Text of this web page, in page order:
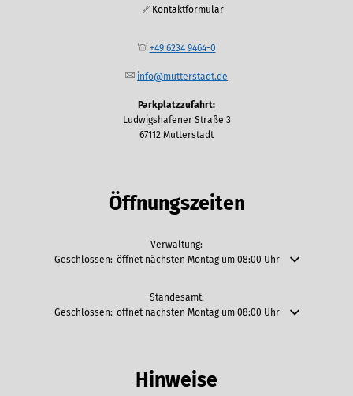
Kontaktformular
+49 6234 9464-0
info@mutterstadt.de
Parkplatzzufahrt:
Ludwigshafener Straße 3
67112 Mutterstadt
Öffnungszeiten
Verwaltung:
Klicken, um weitere Öffnungs- oder Schließzeiten auszublenden
Geschlossen: öffnet nächsten Montag um 08:00 Uhr
Standesamt:
Klicken, um weitere Öffnungs- oder Schließzeiten auszublenden
Geschlossen: öffnet nächsten Montag um 08:00 Uhr
Hinweise